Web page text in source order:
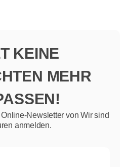
KEINE
MEHR
Newsletter von Wir sind
anmelden.